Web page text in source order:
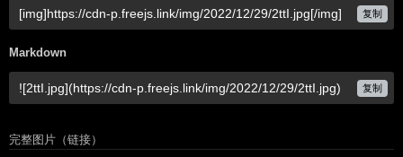
复制
Markdown
复制
完整图片（链接）